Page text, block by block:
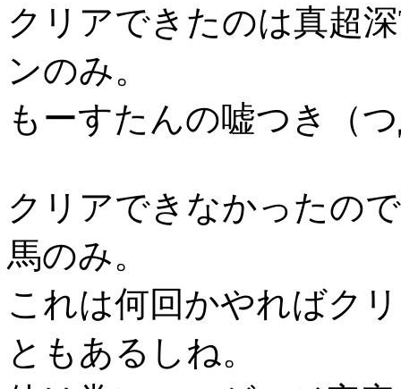
クリアできたのは真超
ンのみ。
もーすたんの嘘つき（
クリアできなかったの
馬のみ。
これは何回かやればク
ともあるしね。